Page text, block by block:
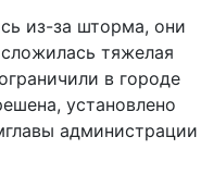
из-за шторма, они
тяжелая
в городе
установлено
администрации